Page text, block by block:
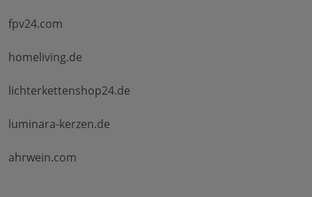
fpv24.com
homeliving.de
lichterkettenshop24.de
luminara-kerzen.de
ahrwein.com